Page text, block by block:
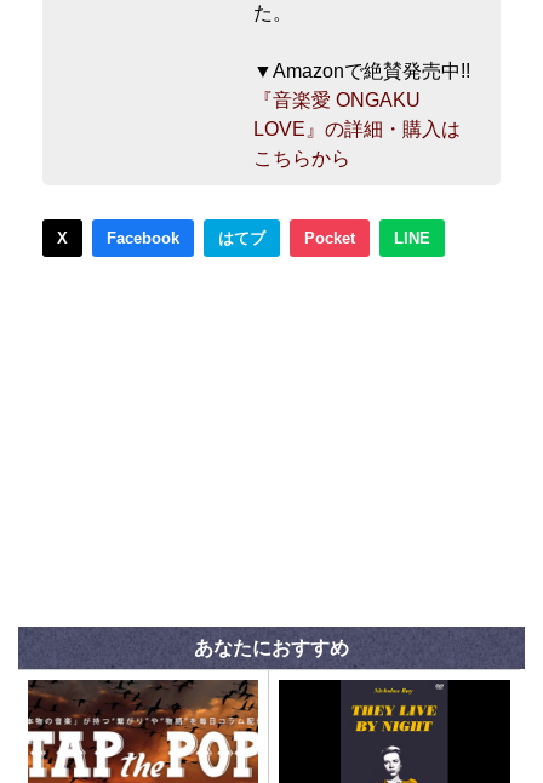
た。
▼Amazonで絶賛発売中!!
『音楽愛 ONGAKU
LOVE』の詳細・購入は
こちらから
X Facebook はてブ Pocket LINE
あなたにおすすめ